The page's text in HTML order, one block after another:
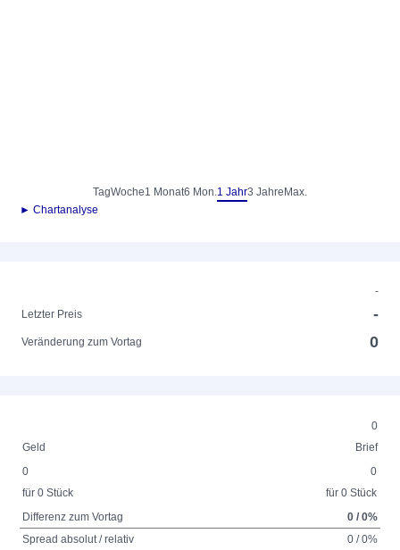
TagWoche1 Monat6 Mon.1 Jahr3 Jahre Max.
► Chartanalyse
-
Letzter Preis
-
Veränderung zum Vortag 0
0
Geld
Brief
0
für 0 Stück
0
für 0 Stück
Differenz zum Vortag
0 / 0%
Spread absolut / relativ
0 / 0%